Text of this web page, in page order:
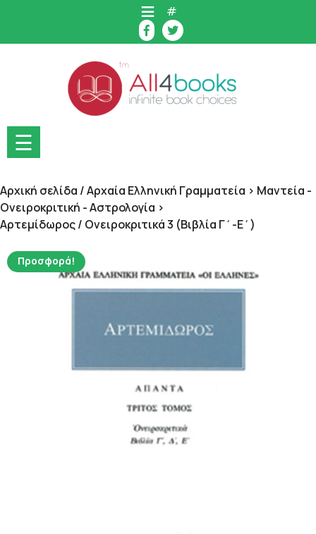
content
#
☰
Αρχική σελίδα /Αρχαία Ελληνική Γραμματεία > Μαντεία -
Ονειροκριτική - Αστρολογία >
Αρτεμίδωρος/ Ονειροκριτικά 3 (Βιβλία Γ΄-Ε΄)
Προσφορά!